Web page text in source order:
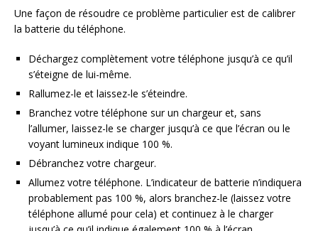
Une façon de résoudre ce problème particulier est de calibrer
la batterie du téléphone.
Déchargez complètement votre téléphone jusqu’à ce qu’il
s’éteigne de lui-même.
Rallumez-le et laissez-le s’éteindre.
Branchez votre téléphone sur un chargeur et, sans
l’allumer, laissez-le se charger jusqu’à ce que l’écran ou le
voyant lumineux indique 100 %.
Débranchez votre chargeur.
Allumez votre téléphone. L’indicateur de batterie n’indiquera
probablement pas 100 %, alors branchez-le (laissez votre
téléphone allumé pour cela) et continuez à le charger